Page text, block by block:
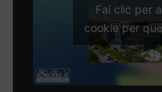
Fai clic per
cookie per